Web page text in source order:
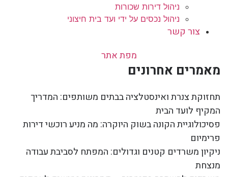
ניהול דירות שכורות
ניהול נכסים על ידי ועד בית חיצוני
צור קשר
מפת אתר
מאמרים אחרונים
תחזוקת צנרת ואינסטלציה בבתים משותפים: המדריך
המקיף לועד הבית
פסיכולוגיית הקונה בשוק היוקרה: מה מניע רוכשי דירות
פרימיום
ניקיון משרדים קטנים וגדולים: המפתח לסביבת עבודה
מנצחת